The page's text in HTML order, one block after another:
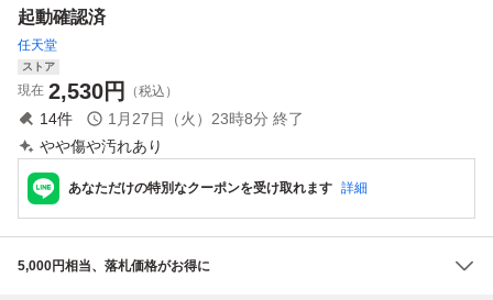
起動確認済
任天堂
ストア
現在 2,530円 （税込）
14件 1月27日（火）23時8分 終了
やや傷や汚れあり
あなただけの特別なクーポンを受け取れます 詳細
5,000円相当、落札価格がお得に